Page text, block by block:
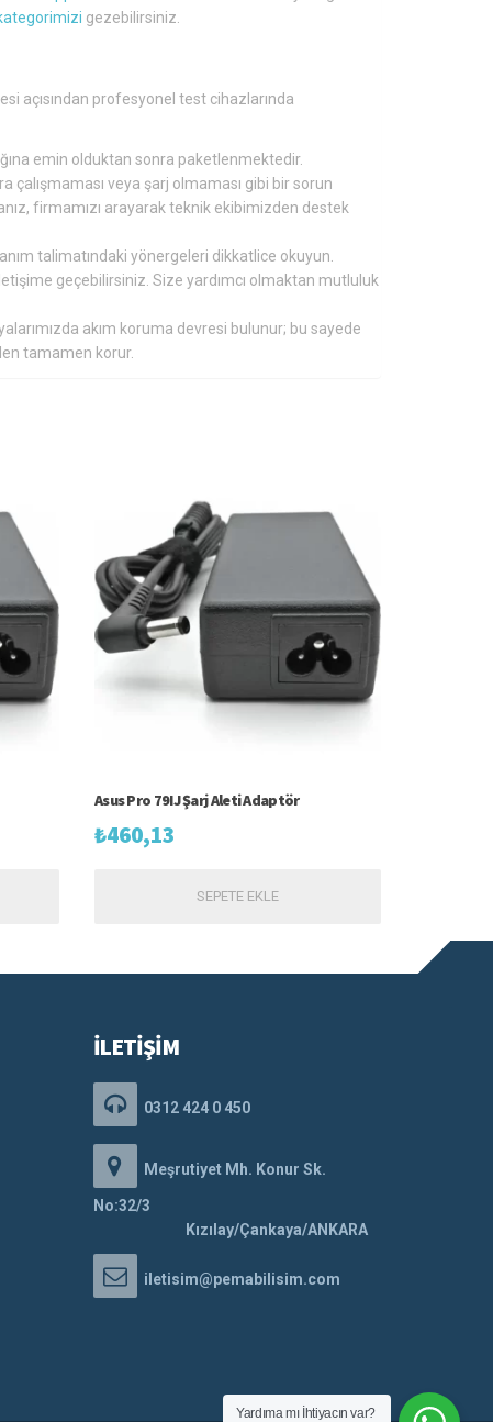
gezebilirsiniz.
açısından profesyonel test cihazlarında
emin olduktan sonra paketlenmektedir.
çalışmaması veya şarj olmaması gibi bir sorun
firmamızı arayarak teknik ekibimizden destek
talimatındaki yönergeleri dikkatlice okuyun.
geçebilirsiniz. Size yardımcı olmaktan mutluluk
akım koruma devresi bulunur; bu sayede
tamamen korur.
Asus Pro 79IJ Şarj Aleti Adaptör
₺460,13
SEPETE EKLE
İLETİŞİM
0312 424 0 450
Meşrutiyet Mh. Konur Sk.
No:32/3
Kızılay/Çankaya/ANKARA
iletisim@pemabilisim.com
Yardıma mı İhtiyacın var?